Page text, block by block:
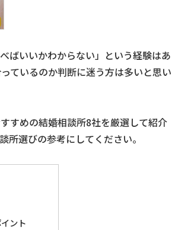
ばいいかわからない」という経験はあ
ているのか判断に迷う方は多いと思い
すめの結婚相談所8社を厳選して紹介
所選びの参考にしてください。
ント